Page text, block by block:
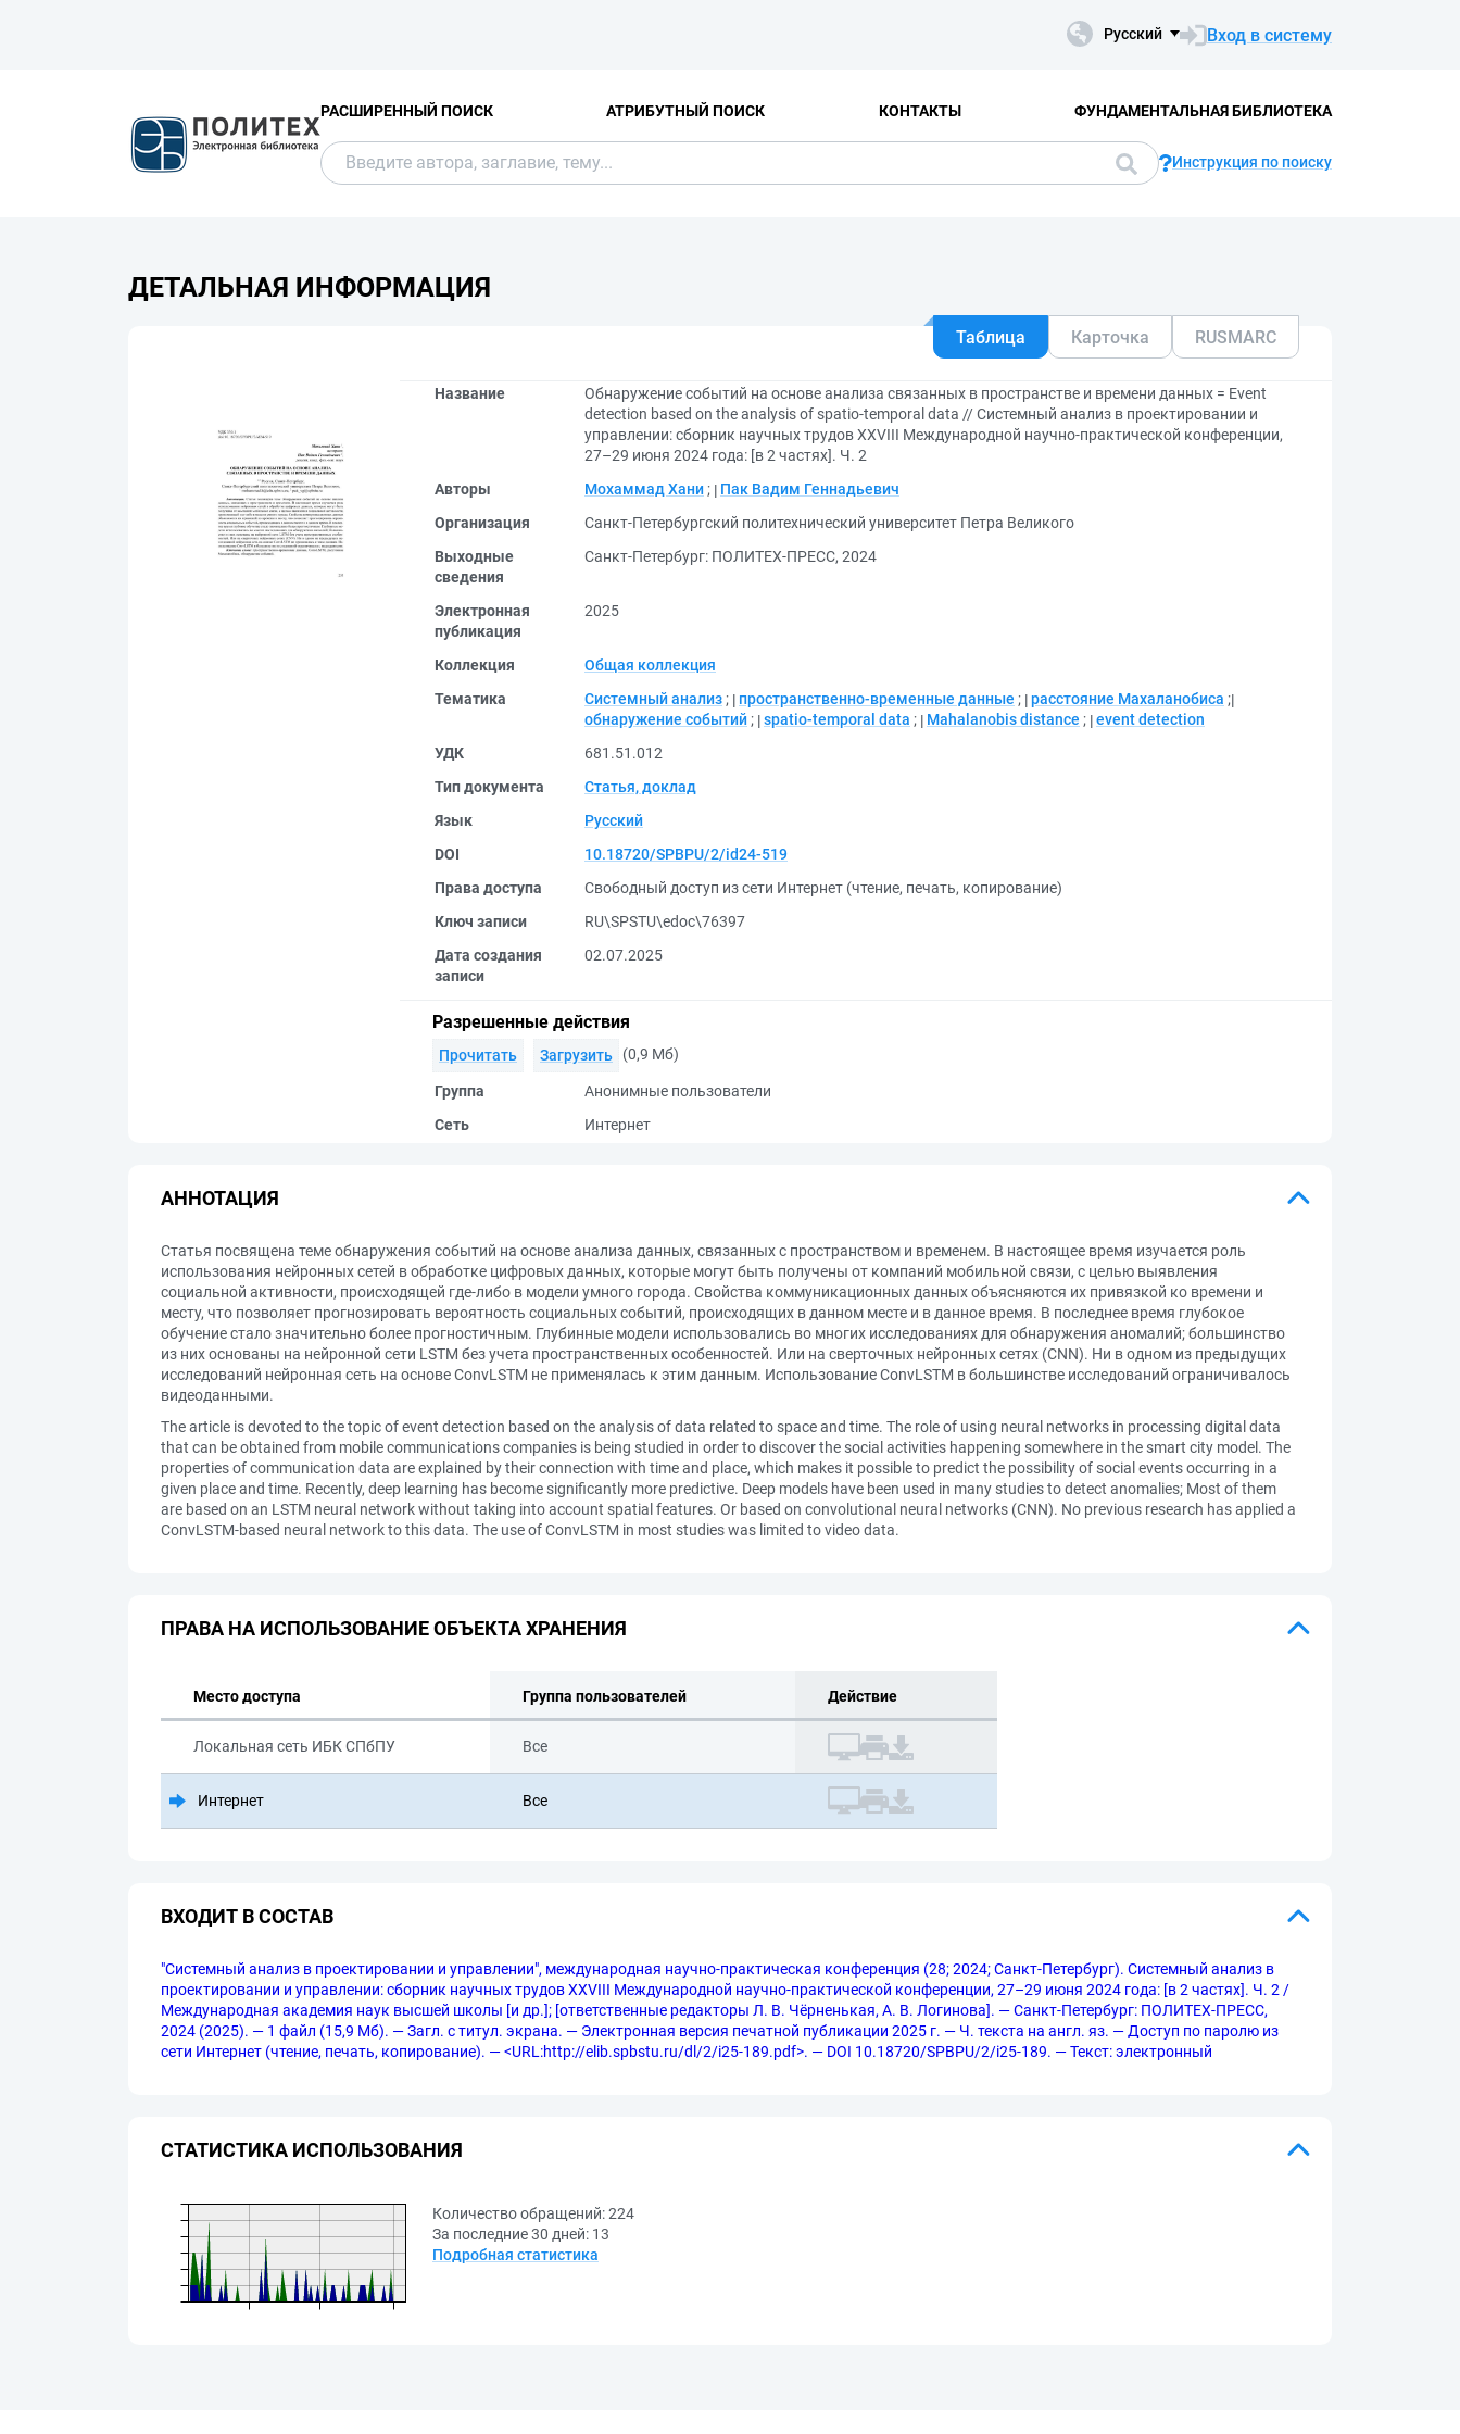
Русский Вход в систему
РАСШИРЕННЫЙ ПОИСК АТРИБУТНЫЙ ПОИСК КОНТАКТЫ ФУНДАМЕНТАЛЬНАЯ БИБЛИОТЕКА
Инструкция по поиску
ДЕТАЛЬНАЯ ИНФОРМАЦИЯ
Таблица Карточка RUSMARC
Название
Обнаружение событий на основе анализа связанных в пространстве и времени данных = Event
detection based on the analysis of spatio-temporal data // Системный анализ в проектировании и
управлении: сборник научных трудов XXVIII Международной научно-практической конференции,
27–29 июня 2024 года: [в 2 частях]. Ч. 2
Авторы
Мохаммад Хани ;
Пак Вадим Геннадьевич
Организация
Санкт-Петербургский политехнический университет Петра Великого
Выходные
сведения
Санкт-Петербург: ПОЛИТЕХ-ПРЕСС, 2024
Электронная
публикация
2025
Коллекция
Общая коллекция
Тематика
Системный анализ ; пространственно-временные данные ; расстояние Махаланобиса ;
обнаружение событий ; spatio-temporal data ; Mahalanobis distance ; event detection
УДК
681.51.012
Тип документа
Статья, доклад
Язык
Русский
DOI
10.18720/SPBPU/2/id24-519
Права доступа
Свободный доступ из сети Интернет (чтение, печать, копирование)
Ключ записи
RU\SPSTU\edoc\76397
Дата создания
записи
02.07.2025
Разрешенные действия
Прочитать Загрузить (0,9 Мб)
Группа
Анонимные пользователи
Сеть
Интернет
АННОТАЦИЯ
Статья посвящена теме обнаружения событий на основе анализа данных, связанных с пространством и временем. В настоящее время изучается роль
использования нейронных сетей в обработке цифровых данных, которые могут быть получены от компаний мобильной связи, с целью выявления
социальной активности, происходящей где-либо в модели умного города. Свойства коммуникационных данных объясняются их привязкой ко времени и
месту, что позволяет прогнозировать вероятность социальных событий, происходящих в данном месте и в данное время. В последнее время глубокое
обучение стало значительно более прогностичным. Глубинные модели использовались во многих исследованиях для обнаружения аномалий; большинство
из них основаны на нейронной сети LSTM без учета пространственных особенностей. Или на сверточных нейронных сетях (CNN). Ни в одном из предыдущих
исследований нейронная сеть на основе ConvLSTM не применялась к этим данным. Использование ConvLSTM в большинстве исследований ограничивалось
видеоданными.
The article is devoted to the topic of event detection based on the analysis of data related to space and time. The role of using neural networks in processing digital data
that can be obtained from mobile communications companies is being studied in order to discover the social activities happening somewhere in the smart city model. The
properties of communication data are explained by their connection with time and place, which makes it possible to predict the possibility of social events occurring in a
given place and time. Recently, deep learning has become significantly more predictive. Deep models have been used in many studies to detect anomalies; Most of them
are based on an LSTM neural network without taking into account spatial features. Or based on convolutional neural networks (CNN). No previous research has applied a
ConvLSTM-based neural network to this data. The use of ConvLSTM in most studies was limited to video data.
ПРАВА НА ИСПОЛЬЗОВАНИЕ ОБЪЕКТА ХРАНЕНИЯ
Место доступа Группа пользователей Действие
Локальная сеть ИБК СПбПУ Все
Интернет Все
ВХОДИТ В СОСТАВ
"Системный анализ в проектировании и управлении", международная научно-практическая конференция (28; 2024; Санкт-Петербург). Системный анализ в
проектировании и управлении: сборник научных трудов XXVIII Международной научно-практической конференции, 27–29 июня 2024 года: [в 2 частях]. Ч. 2 /
Международная академия наук высшей школы [и др.]; [ответственные редакторы Л. В. Чёрненькая, А. В. Логинова]. — Санкт-Петербург: ПОЛИТЕХ-ПРЕСС,
2024 (2025). — 1 файл (15,9 Мб). — Загл. с титул. экрана. — Электронная версия печатной публикации 2025 г. — Ч. текста на англ. яз. — Доступ по паролю из
сети Интернет (чтение, печать, копирование). — <URL:http://elib.spbstu.ru/dl/2/i25-189.pdf>. — DOI 10.18720/SPBPU/2/i25-189. — Текст: электронный
СТАТИСТИКА ИСПОЛЬЗОВАНИЯ
Количество обращений:224
За последние 30 дней: 13
Подробная статистика